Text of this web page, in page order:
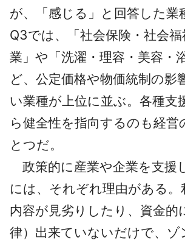
が、「感じる」と回答した業
Q3では、「社会保険・社会
業」や「洗濯・理容・美容・
ど、公定価格や物価統制の影
い業種が上位に並ぶ。各種支
ら健全性を指向するのも経営
とつだ。
政策的に産業や企業を支援
には、それぞれ理由がある。
内容が見劣りしたり、資金的
律）出来ていないだけで、ゾ